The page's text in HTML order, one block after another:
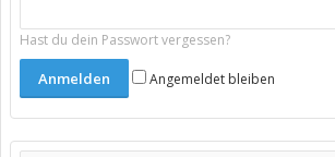
Hast du dein Passwort vergessen?
Angemeldet bleiben